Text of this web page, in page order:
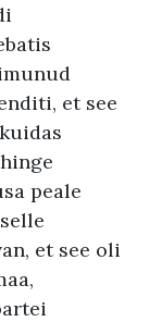
et see
peale
et see oli